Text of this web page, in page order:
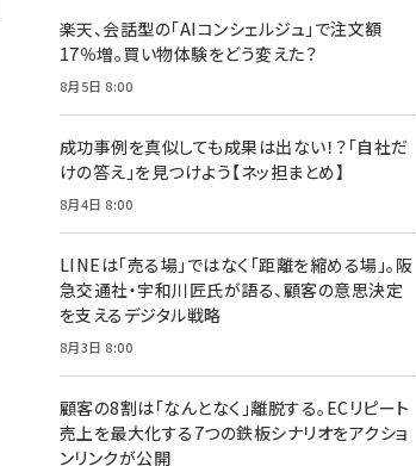
楽天、会話型の「AIコンシェルジュ」で注文額
17％増。買い物体験をどう変えた？
8月5日 8:00
成功事例を真似しても成果は出ない！？「自社だ
けの答え」を見つけよう【ネッ担まとめ】
8月4日 8:00
LINEは「売る場」ではなく「距離を縮める場」。阪
急交通社・宇和川匠氏が語る、顧客の意思決定
を支えるデジタル戦略
8月3日 8:00
顧客の8割は「なんとなく」離脱する。ECリピート
売上を最大化する7つの鉄板シナリオをアクショ
ンリンクが公開